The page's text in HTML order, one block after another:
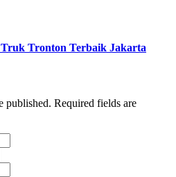
Tronton Terbaik Jakarta
published. Required fields are